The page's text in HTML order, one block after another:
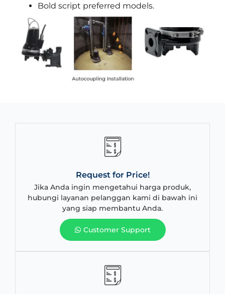
Bold script preferred models.
Request for Price!
Jika Anda ingin mengetahui harga produk,
hubungi layanan pelanggan kami di bawah ini
yang siap membantu Anda.
Customer Support